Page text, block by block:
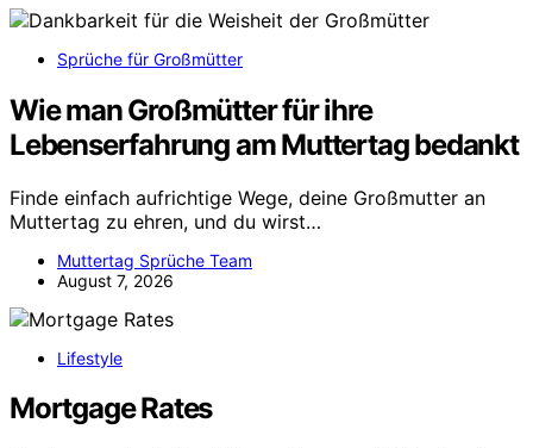
Sprüche für Großmütter
Wie man Großmütter für ihre
Lebenserfahrung am Muttertag bedankt
Finde einfach aufrichtige Wege, deine Großmutter an
Muttertag zu ehren, und du wirst…
Muttertag Sprüche Team
August 7, 2026
Lifestyle
Mortgage Rates